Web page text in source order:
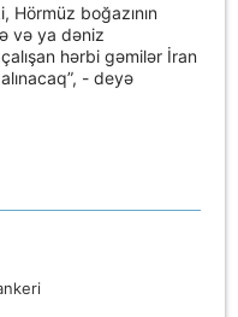
Hörmüz boğazının
və ya dəniz
hərbi gəmilər İran
- deyə